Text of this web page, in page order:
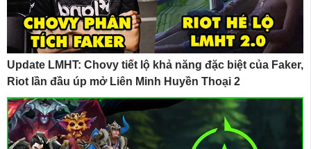
Update LMHT: Chovy tiết lộ khả năng đặc biệt của Faker,
Riot lần đầu úp mở Liên Minh Huyền Thoại 2